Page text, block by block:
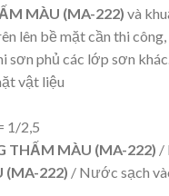
MÀU (MA-222) và
lên bề mặt cần thi
phủ các lớp sơn
vật liệu
1/2,5
THẤM MÀU (MA-222) /
(MA-222) / Nước sạch